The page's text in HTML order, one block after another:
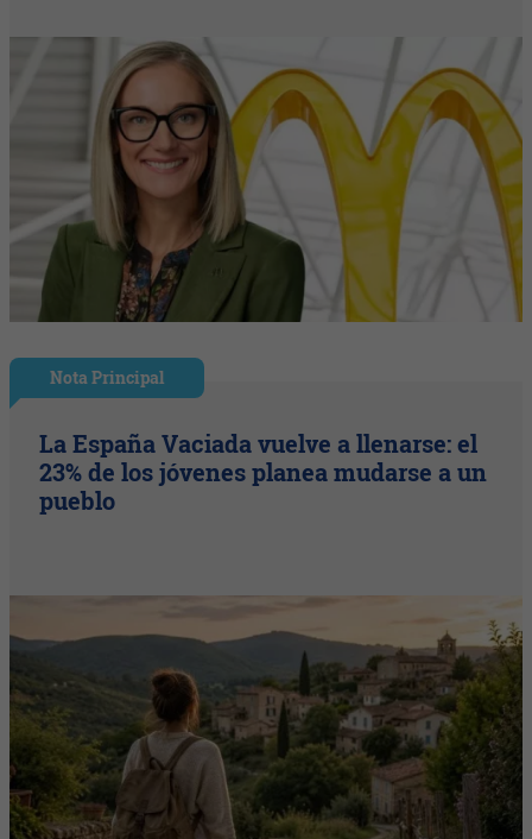
Nota Principal
La España Vaciada vuelve a llenarse: el
23% de los jóvenes planea mudarse a un
pueblo